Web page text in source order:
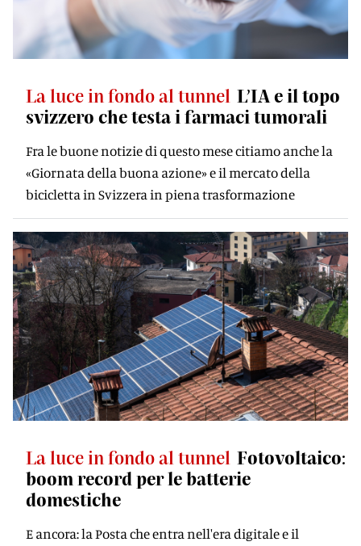
La luce in fondo al tunnel L’IA e il topo
svizzero che testa i farmaci tumorali
Fra le buone notizie di questo mese citiamo anche la
«Giornata della buona azione» e il mercato della
bicicletta in Svizzera in piena trasformazione
La luce in fondo al tunnel Fotovoltaico:
boom record per le batterie
domestiche
E ancora: la Posta che entra nell'era digitale e il